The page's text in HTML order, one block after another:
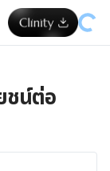
ชน์ต่อ